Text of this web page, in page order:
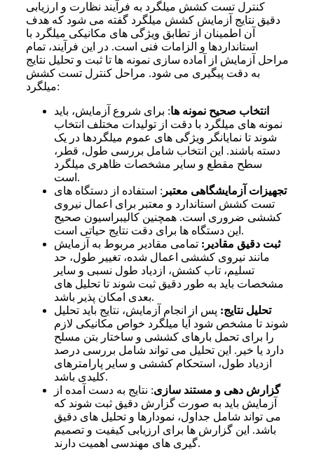
کنترل تست کشش میلگرد به فرآیند نظارت و ارزیابی
دقیق نتایج آزمایش کشش میلگرد گفته می شود که هدف
آن اطمینان از تطابق ویژگی های مکانیکی میلگرد با
استانداردها و الزامات فنی است. در این فرآیند، تمام
مراحل آزمایش از آماده سازی نمونه ها تا ثبت و تحلیل نتایج
به دقت پیگیری می شود. مراحل کنترل تست کشش
میلگرد:
انتخاب صحیح نمونه ها: برای شروع آزمایش، باید
نمونه های میلگرد با دقت از تولیدات مختلف انتخاب
شوند تا نمایانگر ویژگی های عموم میلگردها در یک
دسته باشند. این انتخاب شامل بررسی طول، قطر،
سطح مقطع و سایر مشخصات ظاهری میلگرد
است.
تجهیزات آزمایشگاهی معتبر : استفاده از دستگاه های
تست کشش استاندارد و معتبر برای اعمال نیروی
کششی ضروری است. همچنین کالیبراسیون صحیح
این دستگاه ها برای دقت نتایج حیاتی است.
ثبت دقیق مقادیر: تمامی مقادیر مربوط به آزمایش
مانند نیروی کششی اعمال شده، تغییر طول، حد
تسلیم، تاب کشش، ازدیاد طول نسبی و سایر
مشخصات باید به طور دقیق ثبت شوند تا تحلیل های
بعدی امکانپذیر باشد.
تحلیل نتایج: پس از انجام آزمایش، نتایج باید تحلیل
شوند تا مشخص شود آیا میلگرد خواص مکانیکی لازم
را برای تحمل بارهای کششی و ساختار بتن مسلح
دارد یا خیر. این تحلیل می تواند شامل بررسی درصد
ازدیاد طول، استحکام کششی و سایر پارامترهای
کلیدی باشد.
گزارش دهی و مستند سازی: نتایج به دست آمده از
آزمایش باید به صورت گزارش دقیق ثبت شوند که
می تواند شامل جداول، نمودارها و تحلیل های دقیق
باشد. این گزارش ها برای ارزیابی کیفیت و تصمیم
گیریهای مهندسی اهمیت دارند.